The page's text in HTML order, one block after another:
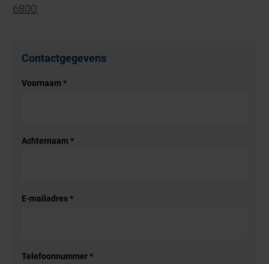
6800.
Contactgegevens
Voornaam*
Achternaam*
E-mailadres*
Telefoonnummer*